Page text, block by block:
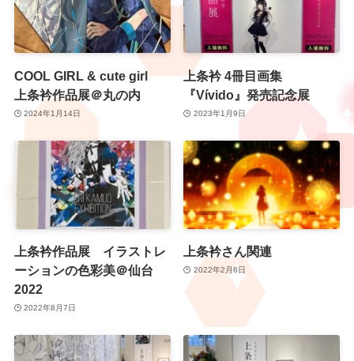
COOL GIRL & cute girl
上条衿作品展＠丸の内
2024年1月14日
上条衿 4冊目画集
『Vívido』発売記念展
2023年1月9日
上条衿作品展 イラストレ
ーションの色彩美＠仙台
2022
2022年8月7日
上条衿さん関連
2022年2月6日